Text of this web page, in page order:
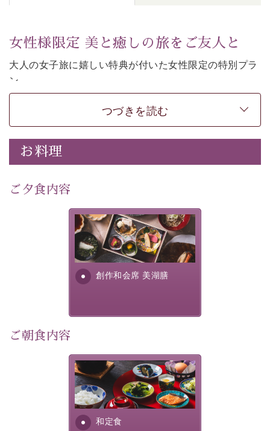
女性様限定 美と癒しの旅をご友人と
大人の女子旅に嬉しい特典が付いた女性限定の特別プラ
ン。
女性同士の癒しの旅を愉しみたいならこちら。
-----------【安心への取り組み】----------
個室料亭、貸切風呂のご利用が可能な上、 安心安全にご
滞在いただけるよう
30項目以上からなる独自の衛生・消毒プログラムの基、
---------------------------------------------
■内容&特典■
40分無料
1人1,000円分の館内利用券（お飲み物やお土産などに
「千人風呂」で有名な 片倉館のご入浴券
クレンジング、化粧水、乳液
・諏訪大社4社を巡る無料参拝バス（事前予約制）
・館内着をご用意
・環境に配慮したアメニティをご用意
・館内フリーWi-Fi
・チェックイン15時、チェックアウト10時
つづきを読む
お料理
ご夕食内容
創作和会席 美湖膳
美湖膳とは諏訪の地で特別を
提供する為に料理長・神原 裕
明が考え出した創作和会席で
す。美しい諏訪湖の幸...
ご朝食内容
和定食
さっぱりとした和食膳に使わ
れる食材は、諏訪の名産品を
ふんだんに取り入れ、安心・
安全を心掛けた長野県産...